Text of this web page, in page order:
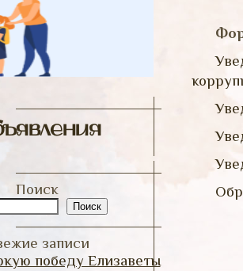
Поиск
Поиск
записи
победу Елизаветы